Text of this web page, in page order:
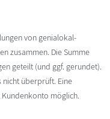
von genialokal-
zusammen. Die Summe
geteilt (und ggf. gerundet).
nicht überprüft. Eine
möglich.